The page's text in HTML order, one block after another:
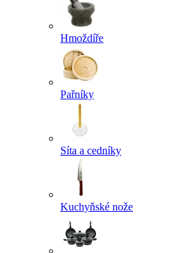
Hmoždíře
Pařníky
Síta a cedníky
Kuchyňské nože